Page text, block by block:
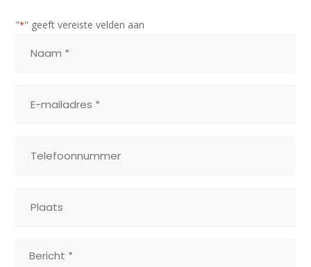
"*" geeft vereiste velden aan